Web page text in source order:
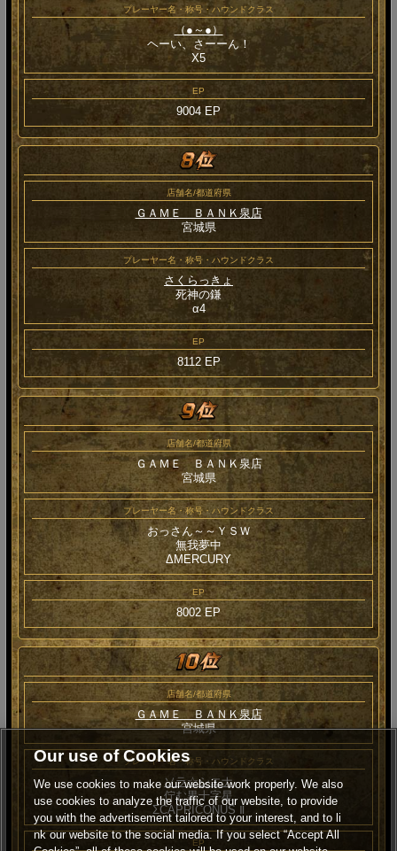
プレーヤー名・称号・ハウンドクラス
（●～●）
ヘーい、さーーん！
Χ5
EP
9004 EP
店舗名/都道府県
ＧＡＭＥ ＢＡＮＫ泉店
宮城県
プレーヤー名・称号・ハウンドクラス
さくらっきょ
死神の鎌
α4
EP
8112 EP
店舗名/都道府県
ＧＡＭＥ ＢＡＮＫ泉店
宮城県
プレーヤー名・称号・ハウンドクラス
おっさん～～ＹＳＷ
無我夢中
ΔMERCURY
EP
8002 EP
店舗名/都道府県
ＧＡＭＥ ＢＡＮＫ泉店
宮城県
プレーヤー名・称号・ハウンドクラス
ソラ☆シエナ
佇む黒十字星
ΣCAPRICONUS Ⅱ
EP
Our use of Cookies
We use cookies to make our website work properly. We also
use cookies to analyze the traffic of our website, to provide
you with the advertisement tailored to your interest, and to li
nk our website to the social media. If you select “Accept All